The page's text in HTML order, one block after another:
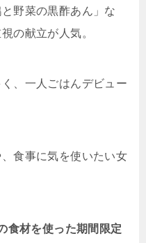
野菜の黒酢あん」な
の献立が人気。
、一人ごはんデビュー
食事に気を使いたい女
食材を使った期間限定